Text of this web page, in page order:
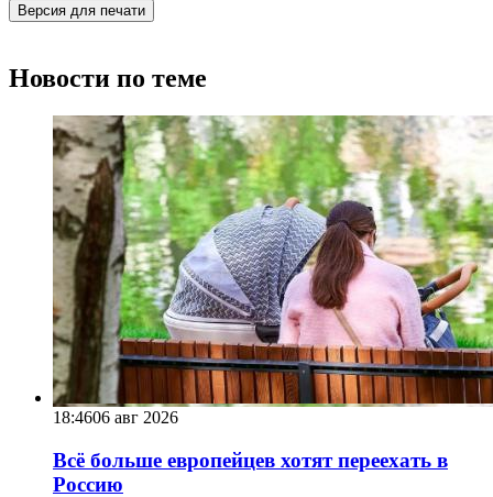
Версия для печати
Новости по теме
18:4606 авг 2026
Всё больше европейцев хотят переехать в
Россию